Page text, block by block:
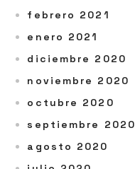
febrero 2021
enero 2021
diciembre 2020
noviembre 2020
octubre 2020
septiembre 2020
agosto 2020